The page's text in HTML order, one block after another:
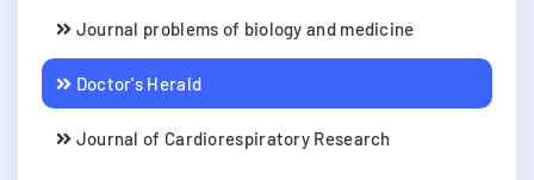
Journal problems of biology and medicine
Doctor's Herald
Journal of Cardiorespiratory Research